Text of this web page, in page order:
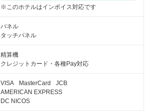
※このホテルはインボイス対応です
パネル
タッチパネル
精算機
クレジットカード・各種Pay対応
VISA MasterCard
JCB
AMERICAN EXPRESS
DC NICOS